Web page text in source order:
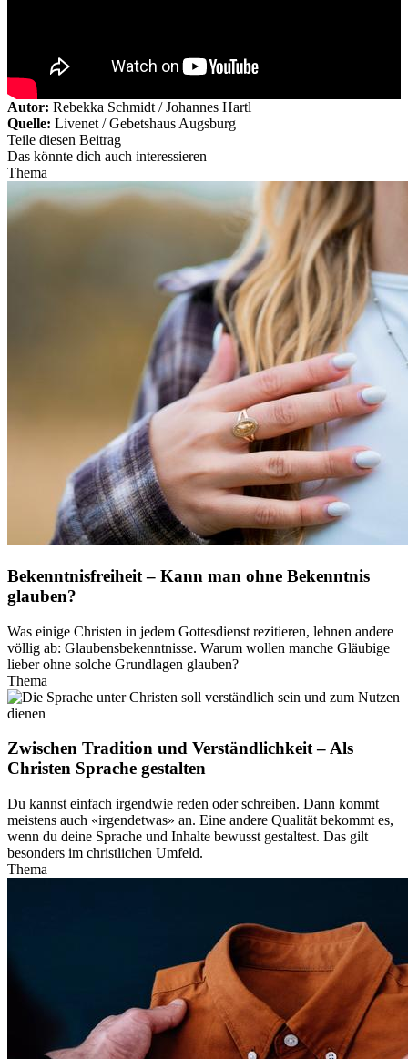
Autor: Rebekka Schmidt / Johannes Hartl
Quelle: Livenet / Gebetshaus Augsburg
Teile diesen Beitrag
Das könnte dich auch interessieren
Thema
Bekenntnisfreiheit – Kann man ohne Bekenntnis
glauben?
Was einige Christen in jedem Gottesdienst rezitieren, lehnen andere
völlig ab: Glaubensbekenntnisse. Warum wollen manche Gläubige
lieber ohne solche Grundlagen glauben?
Thema
Zwischen Tradition und Verständlichkeit – Als
Christen Sprache gestalten
Du kannst einfach irgendwie reden oder schreiben. Dann kommt
meistens auch «irgendetwas» an. Eine andere Qualität bekommt es,
wenn du deine Sprache und Inhalte bewusst gestaltest. Das gilt
besonders im christlichen Umfeld.
Thema